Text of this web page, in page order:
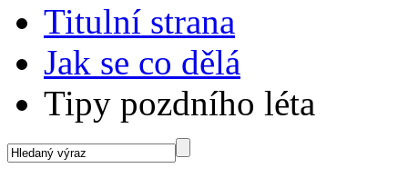
Titulní strana
Jak se co dělá
Tipy pozdního léta